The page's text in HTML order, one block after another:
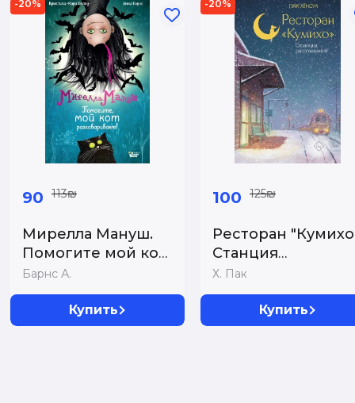
-20%
90 113₪
Мирелла Мануш.
Помогите мой кот
разговаривает!...
Барнс А.
Купить
-20%
100 125₪
Ресторан
Станция
расставаний...
Х. Пак
Купить